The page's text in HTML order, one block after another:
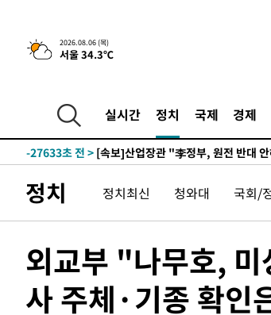
2026.08.06 (목)
서울 34.3℃
실시간 정치 국제 경제
2시간 전 >[속보] "이란-오만, 호르무즈 해협 통행 항
-31498초 전 >
-31113초 전 >
"美간섭에 합의 지연"…트럼프, '이
-27633초 전 >
[속보]산업장관 "李정부, 원전 반대
-26330초 전 > [속보]경찰, '홍명보 선임 논란' 대한
상
-25510초 전 >
[속보]코스피 매도사이드카 발동…4%
-24782초 전 >[속보]전남광주 초대 시민추천 부시장
-20910초 전 >[속보]코스닥, 2.15포인트(0.27%)
-20893초 전 >[속보]코스피, 119.51포인트(1.81%)
-17340초 전 >6월 경상수지 497.3억 달러…두 달 연
정치 정치최신 청와대 국회/
외교부 "나무호,
사 주체·기종 확인